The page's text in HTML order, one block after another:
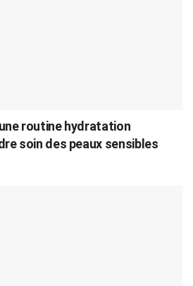
routine hydratation
soin des peaux sensibles